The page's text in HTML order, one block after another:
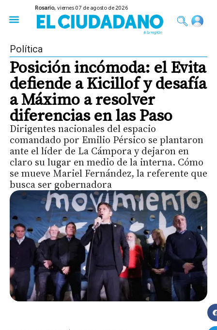
Rosario,viernes 07 de agosto de 2026
Política
Posición incómoda: el Evita
defiende a Kicillof y desafía
a Máximo a resolver
diferencias en las Paso
Dirigentes nacionales del espacio
comandado por Emilio Pérsico se plantaron
ante el líder de La Cámpora y dejaron en
claro su lugar en medio de la interna. Cómo
se mueve Mariel Fernández, la referente que
busca ser gobernadora